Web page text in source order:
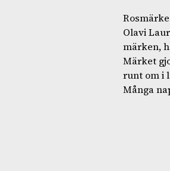
Olavi
märken,
Märket
runt om i
Många